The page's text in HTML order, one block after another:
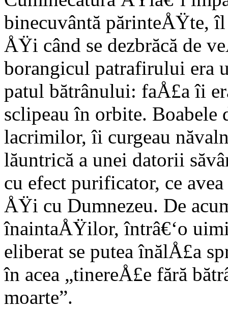
binecuvântă părinteÅŸte,
ÅŸi când se dezbrăcă de
borangicul patrafirului era
patul bătrânului: faÅ£a îi
sclipeau în orbite.
lacrimilor, îi curgeau
lăuntrică a unei datorii
cu efect purificator, ce
ÅŸi cu Dumnezeu. De
înaintaÅŸilor, întrâ€‘o
eliberat se putea înălÅ£a
în acea „tinereÅ£e fără
moarte”.